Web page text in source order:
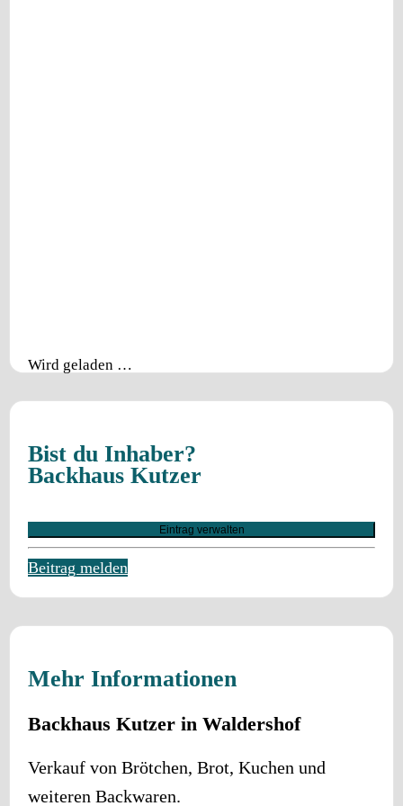
Wird geladen …
Bist du Inhaber?
Backhaus Kutzer
Eintrag verwalten
Beitrag melden
Mehr Informationen
Backhaus Kutzer in Waldershof
Verkauf von Brötchen, Brot, Kuchen und
weiteren Backwaren.